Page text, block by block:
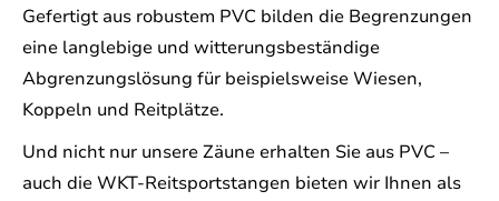
Gefertigt aus robustem PVC bilden die Begrenzungen
eine langlebige und witterungsbeständige
Abgrenzungslösung für beispielsweise Wiesen,
Koppeln und Reitplätze.
Und nicht nur unsere Zäune erhalten Sie aus PVC –
auch die WKT-Reitsportstangen bieten wir Ihnen als